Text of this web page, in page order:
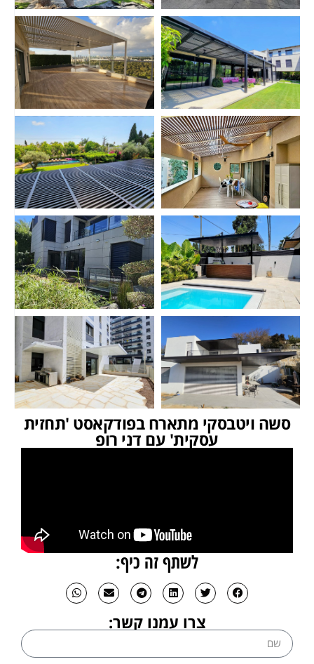
סשה ויטבסקי מתארח בפודקאסט 'תחזית
עסקית' עם דני רופ
לשתף זה כיף:
צרו עמנו קשר: